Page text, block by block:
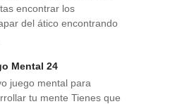
encontrar los
del ático encontrando
Mental 24
juego mental para
tu mente Tienes que